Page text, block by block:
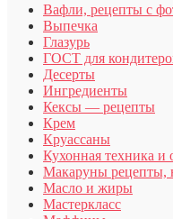
Вафли, рецепты с
Выпечка
Глазурь
ГОСТ для
Десерты
Ингредиенты
Кексы — рецепты
Крем
Круассаны
Кухонная техника и
Макаруны рецепты,
Масло и жиры
Мастеркласс